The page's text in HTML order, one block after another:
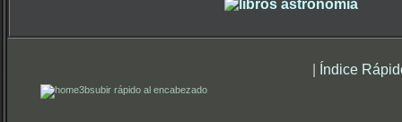
| Índice
subir rápido al encabezado